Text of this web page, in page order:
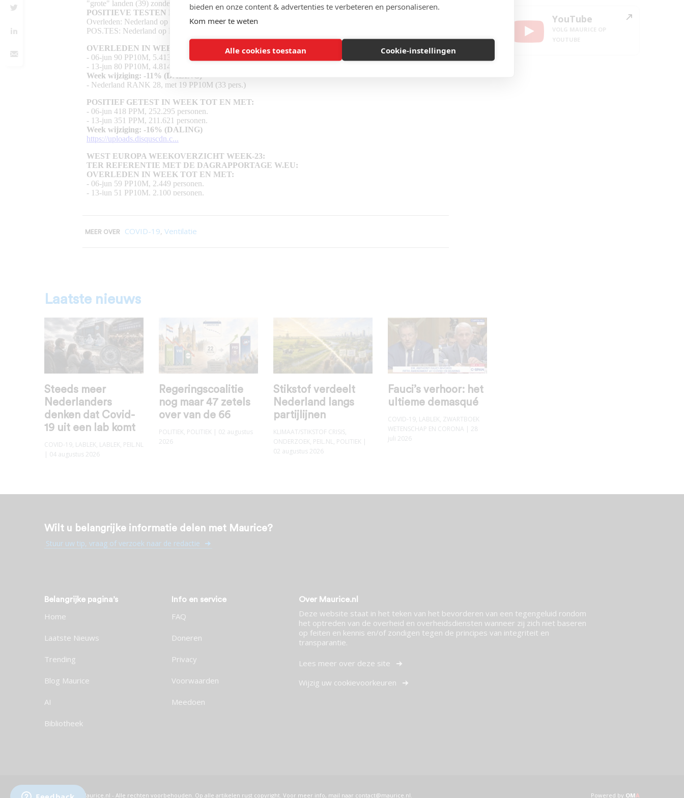
bieden en onze content & advertenties te verbeteren en personaliseren.
Kom meer te weten
Alle cookies toestaan Cookie-instellingen
MEER OVER COVID-19, Ventilatie
Laatste nieuws
Steeds meer
Nederlanders
denken dat Covid-
19 uit een lab komt
COVID-19, LABLEK, LABLEK, PEIL.NL
| 04 augustus 2026
Regeringscoalitie
nog maar 47 zetels
over van de 66
POLITIEK, POLITIEK | 02 augustus
2026
Stikstof verdeelt
Nederland langs
partijlijnen
KLIMAAT/STIKSTOF CRISIS,
ONDERZOEK, PEIL.NL, POLITIEK |
02 augustus 2026
Fauci’s verhoor: het
ultieme demasqué
COVID-19, LABLEK, ZWARTBOEK
WETENSCHAP EN CORONA | 28
juli 2026
YouTube
Wilt u belangrijke informatie delen met Maurice?
Stuur uw tip, vraag of verzoek naar de redactie
Belangrijke pagina’s
Home
Laatste Nieuws
Trending
Blog Maurice
AI
Bibliotheek
Info en service
FAQ
Doneren
Privacy
Voorwaarden
Meedoen
Over Maurice.nl
Deze website staat in het teken van het bevorderen van een tegengeluid rondom
het optreden van de overheid en overheidsdiensten wanneer zij zich niet baseren
op feiten en kennis en/of zondigen tegen de principes van integriteit en
transparantie.
Lees meer over deze site
Wijzig uw cookievoorkeuren
© 2026 Maurice.nl - Alle rechten voorbehouden. Op alle artikelen rust copyright. Voor meer info, mail naar contact@maurice.nl Powered by